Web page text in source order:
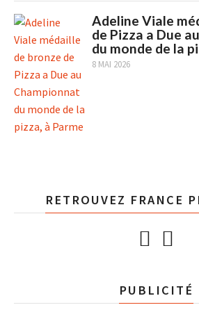
Adeline Viale
de Pizza a Due
du monde de la
8 MAI 2026
RETROUVEZ FRANCE
PUBLICITÉ